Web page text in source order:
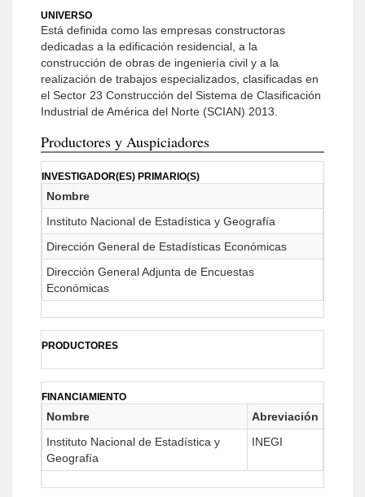
UNIVERSO
Está definida como las empresas constructoras
dedicadas a la edificación residencial, a la
construcción de obras de ingeniería civil y a la
realización de trabajos especializados, clasificadas en
el Sector 23 Construcción del Sistema de Clasificación
Industrial de América del Norte (SCIAN) 2013.
Productores y Auspiciadores
INVESTIGADOR(ES) PRIMARIO(S)
Nombre
Instituto Nacional de Estadística y Geografía
Dirección General de Estadísticas Económicas
Dirección General Adjunta de Encuestas
Económicas
PRODUCTORES
FINANCIAMIENTO
Nombre
Abreviación
Instituto Nacional de Estadística y
Geografía
INEGI